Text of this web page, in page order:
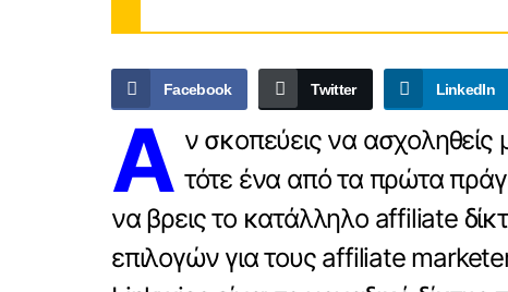
Facebook Twitter LinkedIn
Α ν σκοπεύεις να ασχοληθείς
τότε ένα από τα πρώτα
να βρεις το κατάλληλο affiliate
επιλογών για τους affiliate